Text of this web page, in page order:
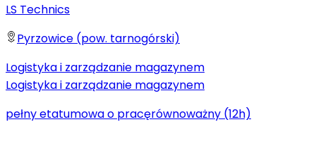
LS Technics
Pyrzowice (pow. tarnogórski)
Logistyka i zarządzanie magazynem
Logistyka i zarządzanie magazynem
pełny etatumowa o pracęrównoważny (12h)